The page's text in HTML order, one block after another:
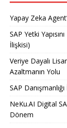
Yapay Zeka
SAP Yetki
İlişkisi)
Veriye Dayalı
Azaltmanın Yolu
SAP
NeKu.AI Digital
Dönem